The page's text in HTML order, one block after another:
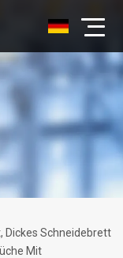
Dickes Schneidebrett
Mit